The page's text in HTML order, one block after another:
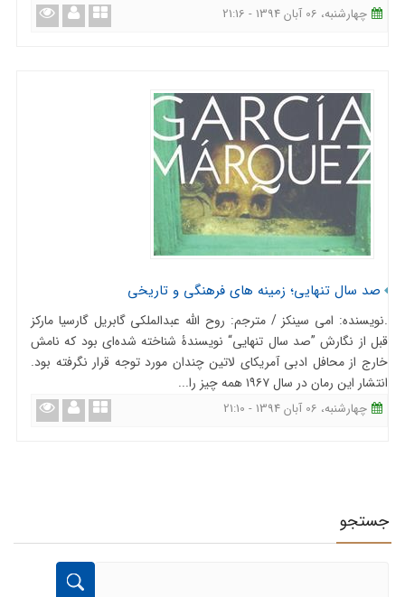
چهارشنبه، 06 آبان 1394 - 21:16
صد سال تنهایی؛ زمینه های فرهنگی و تاریخی
.نویسنده: امی سینکز / مترجم: روح الله عبدالملکی گابریل گارسیا مارکز
قبل از نگارش ”صد سال تنهایی“ نویسندۀ شناخته شده‌ای بود که نامش
خارج از محافل ادبی آمریکای لاتین چندان مورد توجه قرار نگرفته بود.
انتشار این رمان در سال ۱۹۶۷ همه چیز را...
چهارشنبه، 06 آبان 1394 - 21:10
جستجو